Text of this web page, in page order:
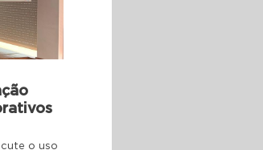
o uso